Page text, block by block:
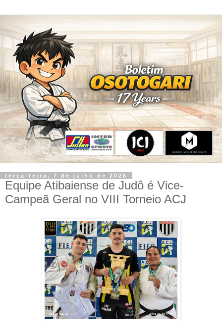
terça-feira, 7 de julho de 2026
Equipe Atibaiense de Judô é Vice-
Campeã Geral no VIII Torneio ACJ